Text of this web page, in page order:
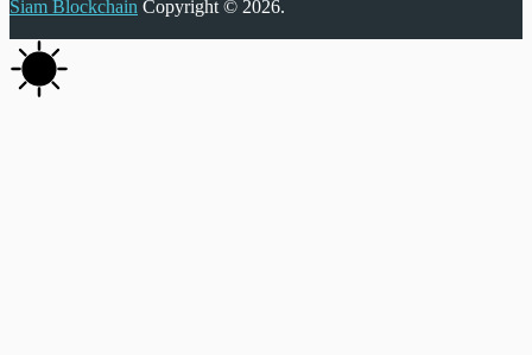
Siam Blockchain Copyright © 2026.